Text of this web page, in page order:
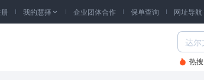
我的慧择  企业团体合作 保单查询 网址导航
热搜